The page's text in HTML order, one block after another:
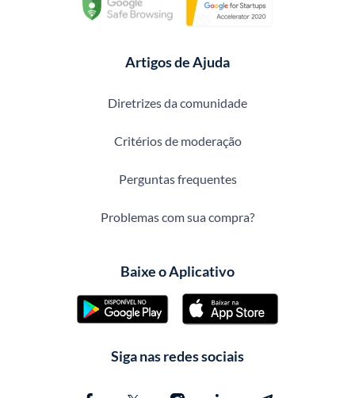
Artigos de Ajuda
Diretrizes da comunidade
Critérios de moderação
Perguntas frequentes
Problemas com sua compra?
Baixe o Aplicativo
Siga nas redes sociais